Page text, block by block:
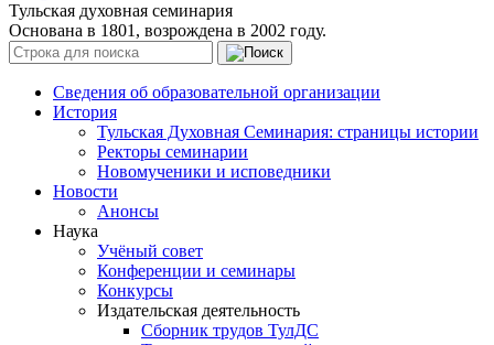
Тульская духовная семинария
Основана в 1801, возрождена в 2002 году.
Сведения об образовательной организации
История
Тульская Духовная Семинария: страницы истории
Ректоры семинарии
Новомученики и исповедники
Новости
Анонсы
Наука
Учёный совет
Конференции и семинары
Конкурсы
Издательская деятельность
Сборник трудов ТулДС